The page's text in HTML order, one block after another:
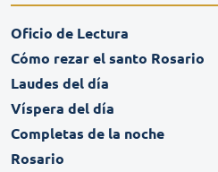
Oficio de Lectura
Cómo rezar el santo Rosario
Laudes del día
Víspera del día
Completas de la noche
Rosario